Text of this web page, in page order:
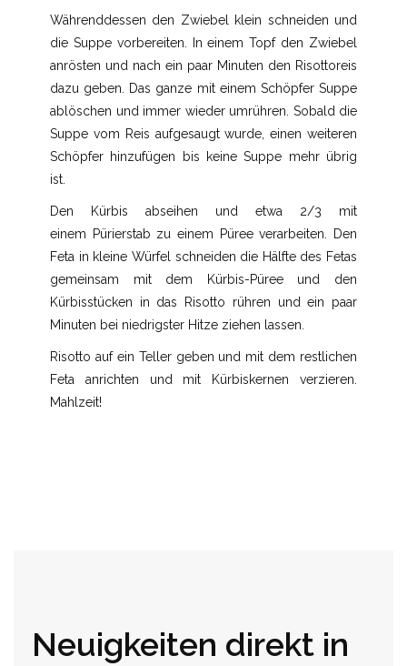
Währenddessen den Zwiebel klein schneiden und
die Suppe vorbereiten. In einem Topf den Zwiebel
anrösten und nach ein paar Minuten den Risottoreis
dazu geben. Das ganze mit einem Schöpfer Suppe
ablöschen und immer wieder umrühren. Sobald die
Suppe vom Reis aufgesaugt wurde, einen weiteren
Schöpfer hinzufügen bis keine Suppe mehr übrig
ist.
Den Kürbis abseihen und etwa 2/3 mit
einem Pürierstab zu einem Püree verarbeiten. Den
Feta in kleine Würfel schneiden die Hälfte des Fetas
gemeinsam mit dem Kürbis-Püree und den
Kürbisstücken in das Risotto rühren und ein paar
Minuten bei niedrigster Hitze ziehen lassen.
Risotto auf ein Teller geben und mit dem restlichen
Feta anrichten und mit Kürbiskernen verzieren.
Mahlzeit!
Neuigkeiten direkt in